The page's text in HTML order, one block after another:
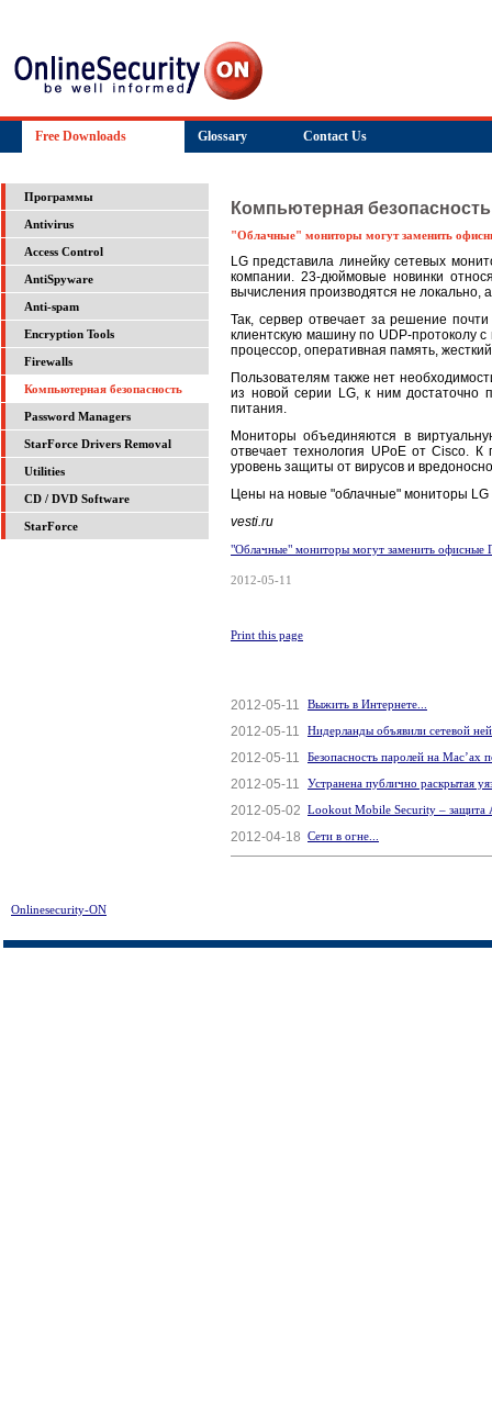
Free Downloads Glossary Contact Us
Программы
Antivirus
Access Control
AntiSpyware
Anti-spam
Encryption Tools
Firewalls
Компьютерная безопасность
Password Managers
StarForce Drivers Removal
Utilities
CD / DVD Software
StarForce
Компьютерная безопасность
"Облачные" мониторы могут заменить
LG представила линейку сетевых
компании. 23-дюймовые новинки
вычисления производятся не локально,
Так, сервер отвечает за решение
клиентскую машину по UDP-протоколу
процессор, оперативная память,
Пользователям также нет
из новой серии LG, к ним достаточно
питания.
Мониторы объединяются в
отвечает технология UPoE от Cisco.
уровень защиты от вирусов и
Цены на новые "облачные" мониторы LG
vesti.ru
"Облачные" мониторы могут заменить офисные
2012-05-11
Print this page
2012-05-11 Выжить в Интернете...
2012-05-11 Нидерланды объявили сетевой
2012-05-11 Безопасность паролей на Mac’ах
2012-05-11 Устранена публично раскрытая
2012-05-02 Lookout Mobile Security – защита
2012-04-18 Сети в огне...
Onlinesecurity-ON